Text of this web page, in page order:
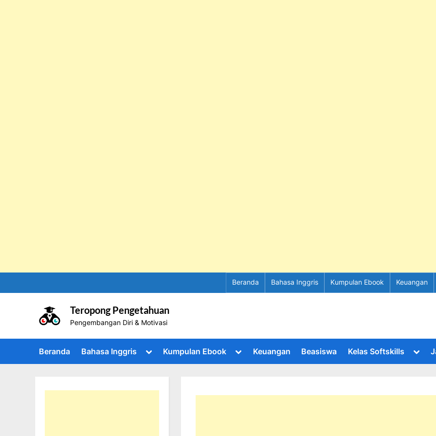
to
Beranda Bahasa Inggris Kumpulan Ebook Keuangan
Teropong Pengetahuan
Pengembangan Diri & Motivasi
Beranda Bahasa Inggris
Toggle
menu
Kumpulan Ebook
Toggle
menu
Keuangan Beasiswa Kelas Softskills
menu